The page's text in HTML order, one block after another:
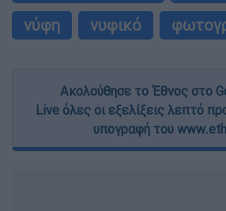
νύφη
νυφικό
Ακολούθησε το Έθνος στο
Live όλες οι εξελίξεις λεπτό
υπογραφή του